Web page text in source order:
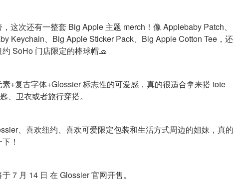
这次还有一整套 Big Apple 主题 merch！像 Applebaby Patch、
Keychain、Big Apple Sticker Pack、Big Apple Cotton Tee，还
SoHo 门店限定的棒球帽🧢
+复古字体+Glossier 标志性的可爱感，真的很适合拿来搭 tote
、卫衣或者旅行穿搭。
、喜欢纽约、喜欢可爱限定包装和生活方式周边的姐妹，真的
！
7 月 14 日 在 Glossier 官网开售。